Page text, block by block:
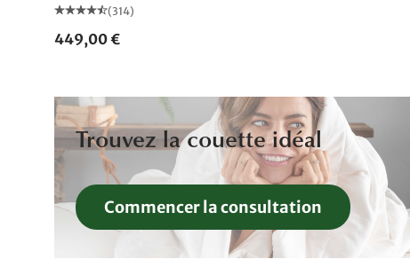
(314)
449,00 €
Trouvez la couette idéal
Commencer la consultation